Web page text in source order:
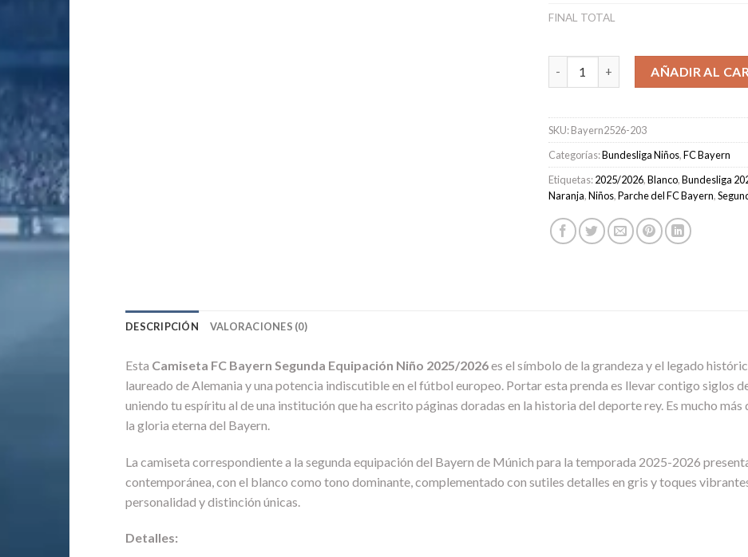
FINAL TOTAL
Camiseta FC Bayern Segunda
AÑADIR AL
SKU:Bayern2526-203
Categorías:Bundesliga Niños,FC Bayern
Etiquetas:2025/2026,Blanco,Bundesliga
Naranja,Niños,Parche del FC Bayern,
DESCRIPCIÓN VALORACIONES (0)
Esta Camiseta FC Bayern Segunda Equipación Niño 2025/2026es el símbolo de la grandeza y el legado
laureado de Alemania y una potencia indiscutible en el fútbol europeo. Portar esta prenda es llevar contigo siglos
uniendo tu espíritu al de una institución que ha escrito páginas doradas en la historia del deporte rey. Es mucho más
la gloria eterna del Bayern.
La camiseta correspondiente a la segunda equipación del Bayern de Múnich para la temporada 2025-2026
contemporánea, con el blanco como tono dominante, complementado con sutiles detalles en gris y toques
personalidad y distinción únicas.
Detalles: